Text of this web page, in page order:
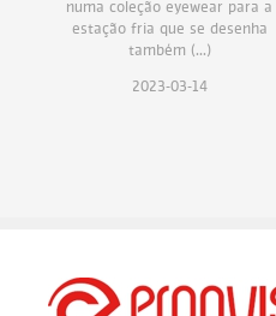
numa coleção eyewear para a
estação fria que se desenha
também (...)
2023-03-14